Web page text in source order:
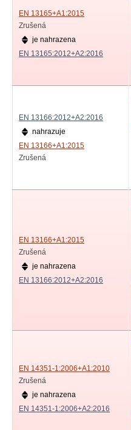
EN 13165+A1:2015
Zrušená
je nahrazena
EN 13165:2012+A2:2016
EN 13166:2012+A2:2016
nahrazuje
EN 13166+A1:2015
Zrušená
EN 13166+A1:2015
Zrušená
je nahrazena
EN 13166:2012+A2:2016
EN 14351-1:2006+A1:2010
Zrušená
je nahrazena
EN 14351-1:2006+A2:2016